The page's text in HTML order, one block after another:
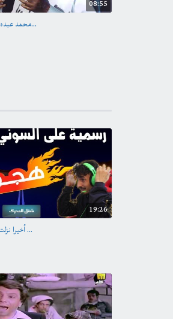
08:55
محمد عبده | مرتني الدنيا .. بتسأل ع...
19:26
أخيرا نزلت لعبة هجولة على السوني ...